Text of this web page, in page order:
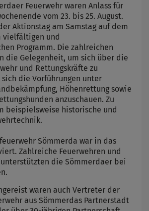
Feuerwehr waren Anlass für
vom 23. bis 25. August.
Aktionstag am Samstag auf dem
vielfältigen und
Programm. Die zahlreichen
die Gelegenheit, um sich über die
und Rettungskräfte zu
die Vorführungen unter
Höhenrettung sowie
anzuschauen. Zu
beispielsweise historische und
Sömmerda war in das
Zahlreiche Feuerwehren und
die Sömmerdaer bei
waren auch Vertreter der
aus Sömmerdas Partnerstadt